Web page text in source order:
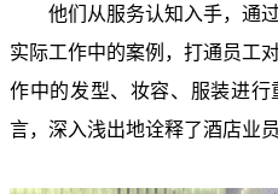
他们从服务认知入手，通
实际工作中的案例，打通员工
作中的发型、妆容、服装进
言，深入浅出地诠释了酒店业